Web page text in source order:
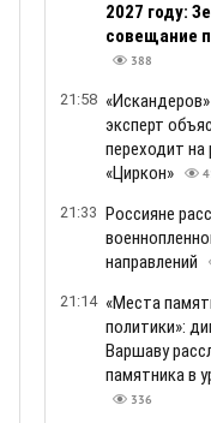
2027 году:
совещание
388
21:58
эксперт
переходит
«Циркон»
21:33 Россияне
направлений
21:14 «Места
политики»:
Варшаву
памятника в
336